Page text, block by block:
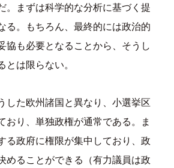
。まずは科学的な分析に基づく提
る。もちろん、最終的には政治的
協も必要となることから、そうし
とは限らない。
した欧州諸国と異なり、小選挙区
おり、単独政権が通常である。ま
る政府に権限が集中しており、政
めることができる（有力議員は政